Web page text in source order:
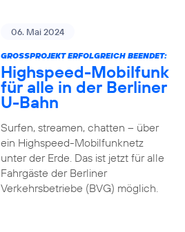
06. Mai 2024
GROSSPROJEKT ERFOLGREICH BEENDET:
Highspeed-Mobilfunk
für alle in der Berliner
U-Bahn
Surfen, streamen, chatten – über
ein Highspeed-Mobilfunknetz
unter der Erde. Das ist jetzt für alle
Fahrgäste der Berliner
Verkehrsbetriebe (BVG) möglich.